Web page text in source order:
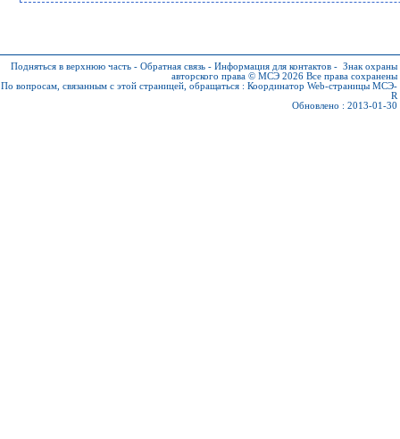
Подняться в верхнюю часть - Обратная связь - Информация для контактов - Знак охраны
авторского права © МСЭ 2026 Все права сохранены
По вопросам, связанным с этой страницей, обращаться : Координатор Web-страницы МСЭ-
R
Обновлено : 2013-01-30